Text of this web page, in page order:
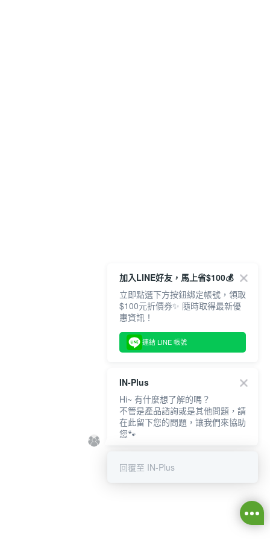
加入LINE好友，馬上省$100💰
立即點選下方按鈕綁定帳號，領取
$100元折價券✨ 隨時取得最新優
惠資訊！
連結 LINE 帳號
IN-Plus
Hi~ 有什麼想了解的嗎？
不管是產品諮詢或是其他問題，請
在此留下您的問題，讓我們來協助
您🐾
回覆至 IN-Plus